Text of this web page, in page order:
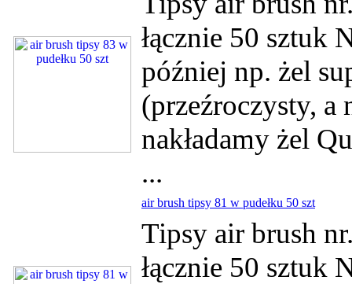
łącznie 50 sztuk
później np. żel
(przeźroczysty, a
nakładamy żel
...
air brush tipsy 81 w pudełku 50 szt
Tipsy air brush
łącznie 50 sztuk